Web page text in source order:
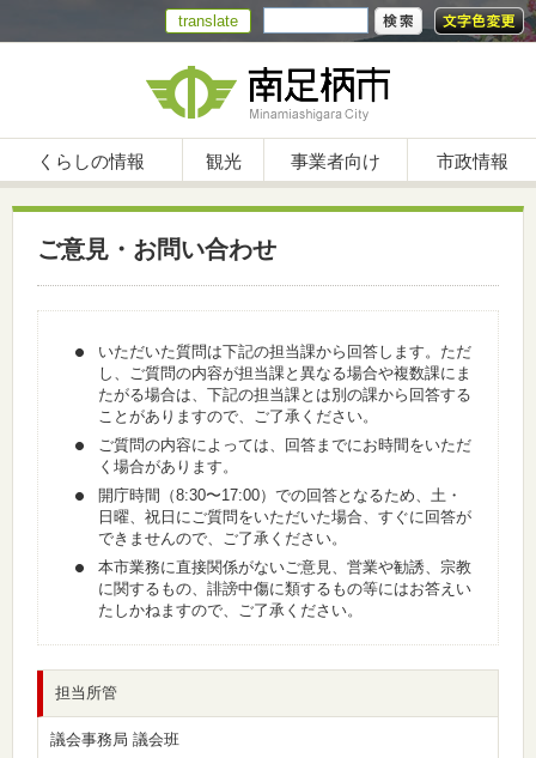
translate
くらしの情報 観光 事業者向け 市政情報
ご意見・お問い合わせ
いただいた質問は下記の担当課から回答します。ただ
し、ご質問の内容が担当課と異なる場合や複数課にま
たがる場合は、下記の担当課とは別の課から回答する
ことがありますので、ご了承ください。
ご質問の内容によっては、回答までにお時間をいただ
く場合があります。
開庁時間（8:30〜17:00）での回答となるため、土・
日曜、祝日にご質問をいただいた場合、すぐに回答が
できませんので、ご了承ください。
本市業務に直接関係がないご意見、営業や勧誘、宗教
に関するもの、誹謗中傷に類するもの等にはお答えい
たしかねますので、ご了承ください。
担当所管
議会事務局 議会班